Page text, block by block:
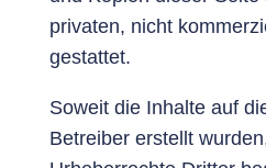
privaten, nicht
gestattet.
Soweit die Inhalte auf
Betreiber erstellt